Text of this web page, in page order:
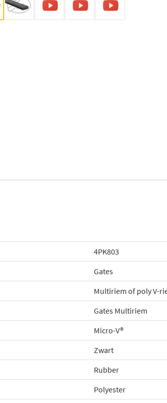
4PK803
Gates
Multiriem of poly V-
Gates Multiriem
Micro-V®
Zwart
Rubber
Polyester